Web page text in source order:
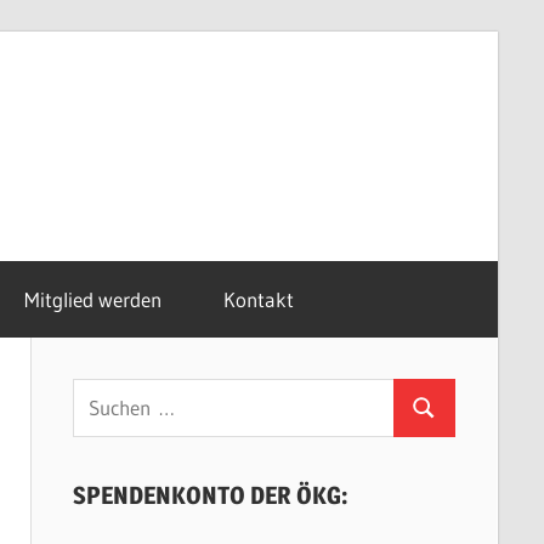
Mitglied werden Kontakt
Suchen
nach:
Suchen
SPENDENKONTO DER ÖKG: